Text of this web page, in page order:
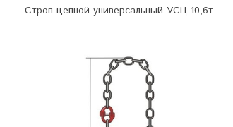
Строп цепной универсальный УСЦ-10,6т